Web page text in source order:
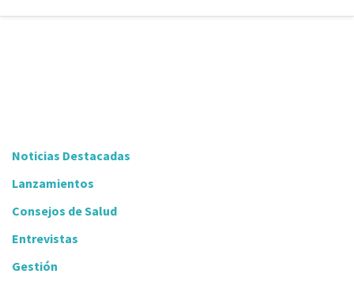
Noticias Destacadas
Lanzamientos
Consejos de Salud
Entrevistas
Gestión